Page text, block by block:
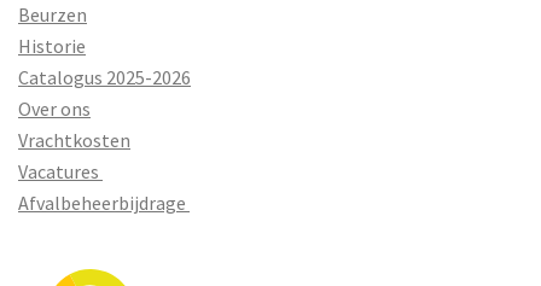
Beurzen
Historie
Catalogus 2025-2026
Over ons
Vrachtkosten
Vacatures
Afvalbeheerbijdrage